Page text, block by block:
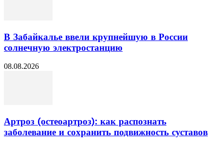
В Забайкалье ввели крупнейшую в России
солнечную электростанцию
08.08.2026
Артроз (остеоартроз): как распознать
заболевание и сохранить подвижность суставов